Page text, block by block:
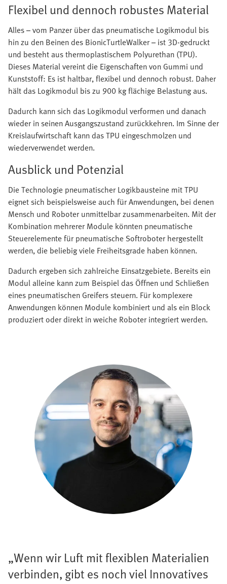
Flexibel und dennoch robustes Material
Alles – vom Panzer über das pneumatische Logikmodul bis
hin zu den Beinen des BionicTurtleWalker – ist 3D-gedruckt
und besteht aus thermoplastischem Polyurethan (TPU).
Dieses Material vereint die Eigenschaften von Gummi und
Kunststoff: Es ist haltbar, flexibel und dennoch robust. Daher
hält das Logikmodul bis zu 900 kg flächige Belastung aus.
Dadurch kann sich das Logikmodul verformen und danach
wieder in seinen Ausgangszustand zurückkehren. Im Sinne der
Kreislaufwirtschaft kann das TPU eingeschmolzen und
wiederverwendet werden.
Ausblick und Potenzial
Die Technologie pneumatischer Logikbausteine mit TPU
eignet sich beispielsweise auch für Anwendungen, bei denen
Mensch und Roboter unmittelbar zusammenarbeiten. Mit der
Kombination mehrerer Module könnten pneumatische
Steuerelemente für pneumatische Softroboter hergestellt
werden, die beliebig viele Freiheitsgrade haben können.
Dadurch ergeben sich zahlreiche Einsatzgebiete. Bereits ein
Modul alleine kann zum Beispiel das Öffnen und Schließen
eines pneumatischen Greifers steuern. Für komplexere
Anwendungen können Module kombiniert und als ein Block
produziert oder direkt in weiche Roboter integriert werden.
„Wenn wir Luft mit flexiblen Materialien
verbinden, gibt es noch viel Innovatives